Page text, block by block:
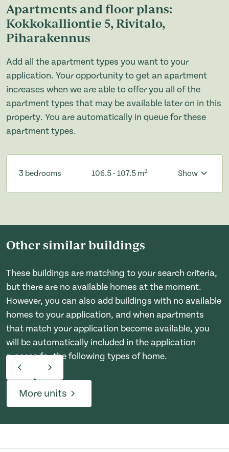
Apartments and floor plans:
Kokkokalliontie 5, Rivitalo,
Piharakennus
Add all the apartment types you want to your
application. Your opportunity to get an apartment
increases when we are able to offer you all of the
apartment types that may be available later on in this
property. You are automatically in queue for these
apartment types.
3 bedrooms 106.5 - 107.5 m2 Show
Other similar buildings
These buildings are matching to your search criteria,
but there are no available homes at the moment.
However, you can also add buildings with no available
homes to your application, and when apartments
that match your application become available, you
will be automatically included in the application
process for the following types of home.
More units